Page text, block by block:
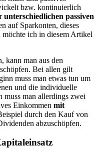
bzw. kontinuierlich
unterschiedlichen passiven
auf Sparkonten, dieses
ich in diesem Artikel
kann man aus den
schöpfen. Bei allen gilt
muss man etwas tun um
und die individuelle
muss man allerdings zwei
Einkommen mit
durch den Kauf von
abzuschöpfen.